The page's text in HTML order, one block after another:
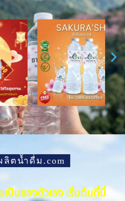
ลิตน้ำดื่ม.com
ป็นของตัวเอง เริ่มต้นที่นี่